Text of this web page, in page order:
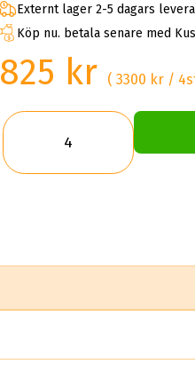
Externt lager 2-5 dagars
Köp nu. betala senare med
825 kr ( 3300 kr /